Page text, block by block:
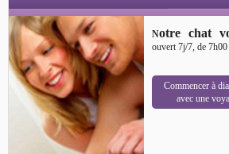
Notre chat
ouvert 7j/7, de
Commencer à
avec une